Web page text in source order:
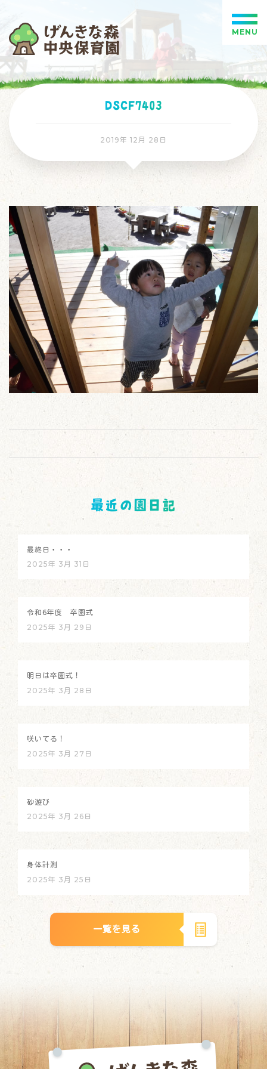
DSCF7403
2019年 12月 28日
最近の園日記
最終日・・・
2025年 3月 31日
令和6年度 卒園式
2025年 3月 29日
明日は卒園式！
2025年 3月 28日
咲いてる！
2025年 3月 27日
砂遊び
2025年 3月 26日
身体計測
2025年 3月 25日
一覧を見る
MENU